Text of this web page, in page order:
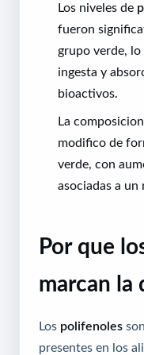
Los niveles de
fueron
grupo verde,
ingesta y
bioactivos.
La
modifico de
verde, con
asociadas a un
Por que
marcan la
Los polifenoles
presentes en los